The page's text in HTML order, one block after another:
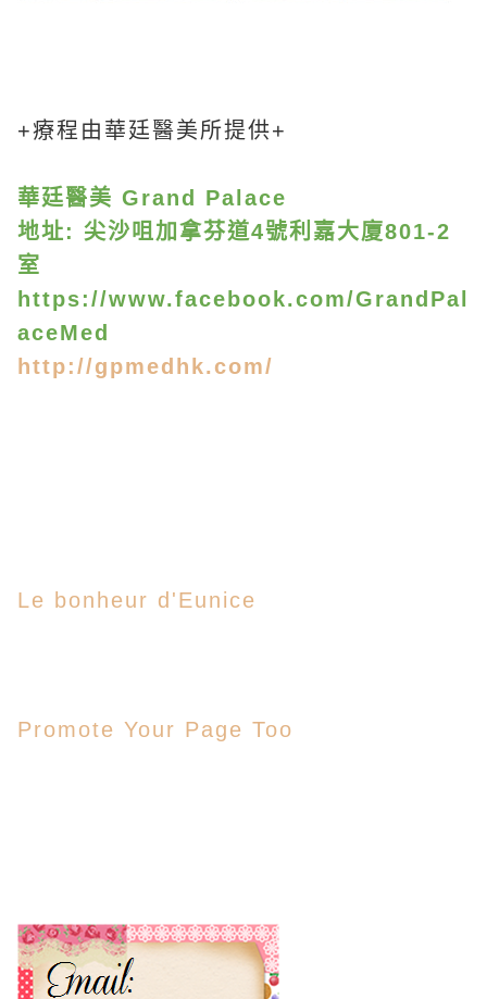
+療程由華廷醫美所提供+
華廷醫美 Grand Palace
地址: 尖沙咀加拿芬道4號利嘉大廈801-2
室
https://www.facebook.com/GrandPal
aceMed
http://gpmedhk.com/
Le bonheur d'Eunice
Promote Your Page Too